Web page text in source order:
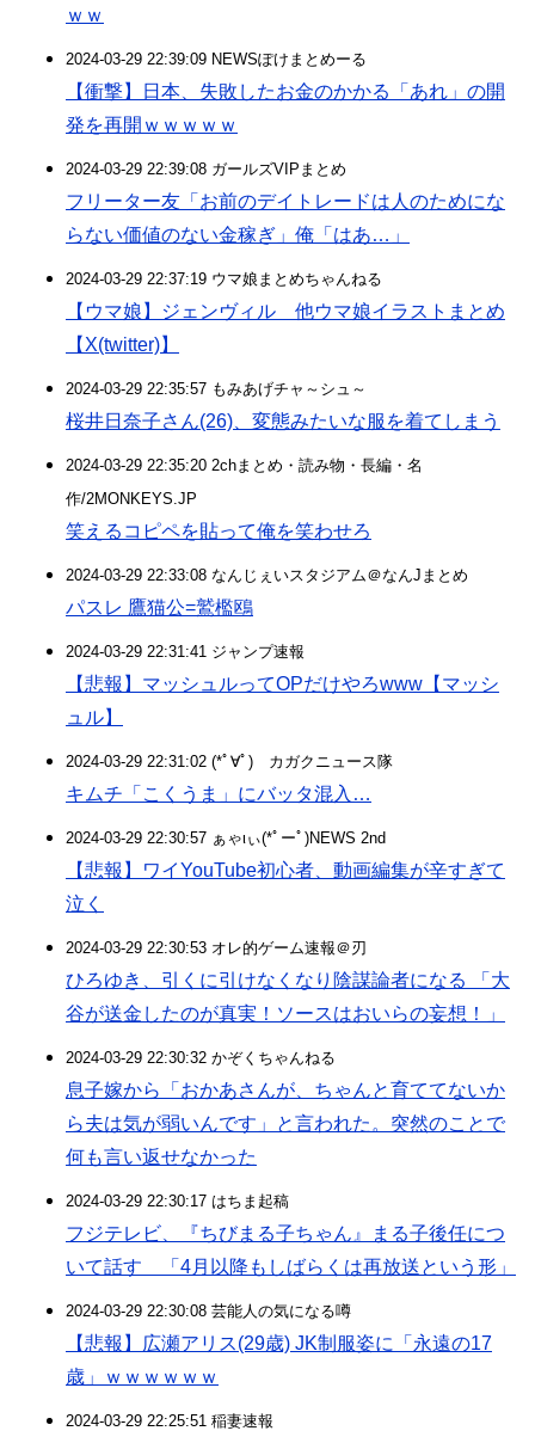
ｗｗ
2024-03-29 22:39:09 NEWSぽけまとめーる
【衝撃】日本、失敗したお金のかかる「あれ」の開
発を再開ｗｗｗｗｗ
2024-03-29 22:39:08 ガールズVIPまとめ
フリーター友「お前のデイトレードは人のためにな
らない価値のない金稼ぎ」俺「はあ…」
2024-03-29 22:37:19 ウマ娘まとめちゃんねる
【ウマ娘】ジェンヴィル 他ウマ娘イラストまとめ
【X(twitter)】
2024-03-29 22:35:57 もみあげチャ～シュ～
桜井日奈子さん(26)、変態みたいな服を着てしまう
2024-03-29 22:35:20 2chまとめ・読み物・長編・名
作/2MONKEYS.JP
笑えるコピペを貼って俺を笑わせろ
2024-03-29 22:33:08 なんじぇいスタジアム＠なんJまとめ
パスレ 鷹猫公=鷲檻鴎
2024-03-29 22:31:41 ジャンプ速報
【悲報】マッシュルってOPだけやろwww【マッシ
ュル】
2024-03-29 22:31:02 (*ﾟ∀ﾟ)ゞカガクニュース隊
キムチ「こくうま」にバッタ混入…
2024-03-29 22:30:57 ぁゃιぃ(*ﾟーﾟ)NEWS 2nd
【悲報】ワイYouTube初心者、動画編集が辛すぎて
泣く
2024-03-29 22:30:53 オレ的ゲーム速報＠刃
ひろゆき、引くに引けなくなり陰謀論者になる 「大
谷が送金したのが真実！ソースはおいらの妄想！」
2024-03-29 22:30:32 かぞくちゃんねる
息子嫁から「おかあさんが、ちゃんと育ててないか
ら夫は気が弱いんです」と言われた。突然のことで
何も言い返せなかった
2024-03-29 22:30:17 はちま起稿
フジテレビ、『ちびまる子ちゃん』まる子後任につ
いて話す 「4月以降もしばらくは再放送という形」
2024-03-29 22:30:08 芸能人の気になる噂
【悲報】広瀬アリス(29歳) JK制服姿に「永遠の17
歳」ｗｗｗｗｗｗ
2024-03-29 22:25:51 稲妻速報